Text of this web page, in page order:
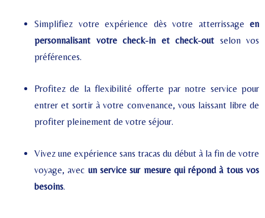
Simplifiez votre expérience dès votre atterrissage en
personnalisant votre check-in et check-out selon vos
préférences.
Profitez de la flexibilité offerte par notre service pour
entrer et sortir à votre convenance, vous laissant libre de
profiter pleinement de votre séjour.
Vivez une expérience sans tracas du début à la fin de votre
voyage, avec un service sur mesure qui répond à tous vos
besoins.